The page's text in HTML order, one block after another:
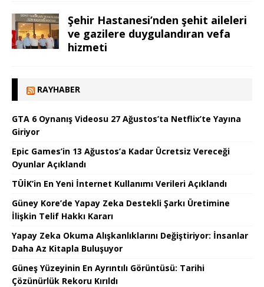
Şehir Hastanesi’nden şehit aileleri
ve gazilere duygulandıran vefa
hizmeti
RAYHABER
GTA 6 Oynanış Videosu 27 Ağustos’ta Netflix’te Yayına
Giriyor
Epic Games’in 13 Ağustos’a Kadar Ücretsiz Vereceği
Oyunlar Açıklandı
TÜİK’in En Yeni İnternet Kullanımı Verileri Açıklandı
Güney Kore’de Yapay Zeka Destekli Şarkı Üretimine
İlişkin Telif Hakkı Kararı
Yapay Zeka Okuma Alışkanlıklarını Değiştiriyor: İnsanlar
Daha Az Kitapla Buluşuyor
Güneş Yüzeyinin En Ayrıntılı Görüntüsü: Tarihi
Çözünürlük Rekoru Kırıldı